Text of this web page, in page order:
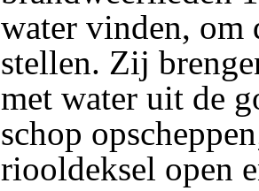
water vinden, om
stellen. Zij
met water uit de
schop
riooldeksel open